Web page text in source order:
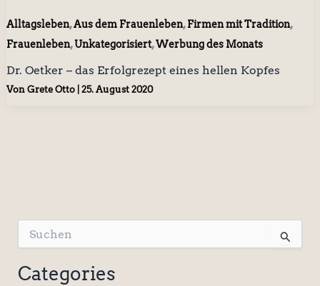
Alltagsleben,Aus dem Frauenleben,Firmen mit Tradition,
Frauenleben,Unkategorisiert,Werbung des Monats
Dr. Oetker – das Erfolgrezept eines hellen Kopfes
Von Grete Otto 25. August 2020
u
c
h
Categories